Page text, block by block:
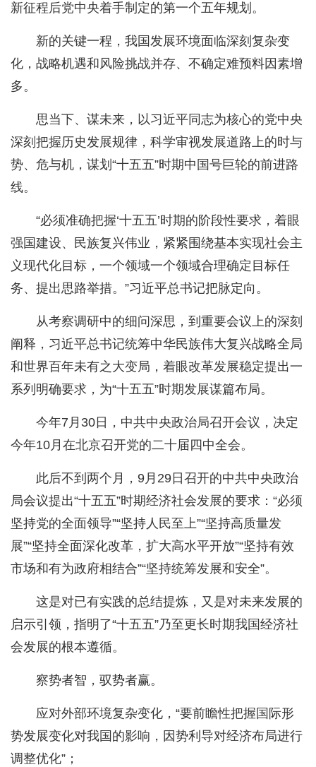
新征程后党中央着手制定的第一个五年规划。
新的关键一程，我国发展环境面临深刻复杂变
化，战略机遇和风险挑战并存、不确定难预料因素增
多。
思当下、谋未来，以习近平同志为核心的党中央
深刻把握历史发展规律，科学审视发展道路上的时与
势、危与机，谋划“十五五”时期中国号巨轮的前进路
线。
“必须准确把握‘十五五’时期的阶段性要求，着眼
强国建设、民族复兴伟业，紧紧围绕基本实现社会主
义现代化目标，一个领域一个领域合理确定目标任
务、提出思路举措。”习近平总书记把脉定向。
从考察调研中的细问深思，到重要会议上的深刻
阐释，习近平总书记统筹中华民族伟大复兴战略全局
和世界百年未有之大变局，着眼改革发展稳定提出一
系列明确要求，为“十五五”时期发展谋篇布局。
今年7月30日，中共中央政治局召开会议，决定
今年10月在北京召开党的二十届四中全会。
此后不到两个月，9月29日召开的中共中央政治
局会议提出“十五五”时期经济社会发展的要求：“必须
坚持党的全面领导”“坚持人民至上”“坚持高质量发
展”“坚持全面深化改革，扩大高水平开放”“坚持有效
市场和有为政府相结合”“坚持统筹发展和安全”。
这是对已有实践的总结提炼，又是对未来发展的
启示引领，指明了“十五五”乃至更长时期我国经济社
会发展的根本遵循。
察势者智，驭势者赢。
应对外部环境复杂变化，“要前瞻性把握国际形
势发展变化对我国的影响，因势利导对经济布局进行
调整优化”；